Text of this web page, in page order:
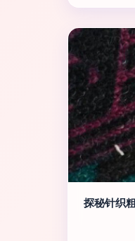
探秘针织